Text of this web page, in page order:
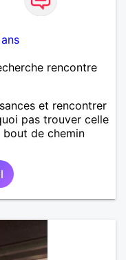
rencontre
et rencontrer
pas trouver celle
de chemin